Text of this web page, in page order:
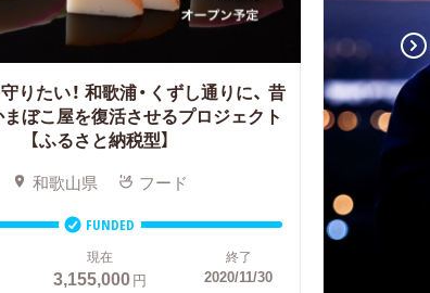
りたい！ 和歌浦・くずし通りに、 昔
ぼこ屋を復活させるプロジェクト
【ふるさと納税型】
和歌山県 フード
FUNDED
現在
3,155,000円
終了
2020/11/30